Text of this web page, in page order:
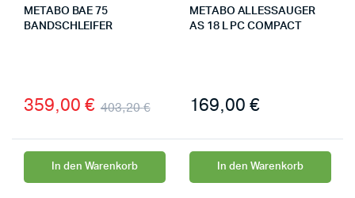
METABO BAE 75
BANDSCHLEIFER
403,20€
359,00 €
In den Warenkorb
METABO ALLESSAUGER
AS 18 L PC COMPACT
169,00 €
In den Warenkorb